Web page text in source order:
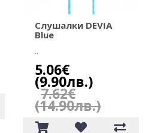
Слушалки DEVIA
Blue
..
5.06€
(9.90лв.)
7.62€
(14.90лв.)